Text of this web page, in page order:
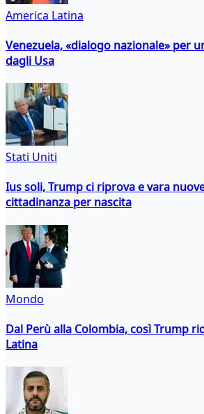
America Latina
Venezuela, «dialogo nazionale» per
dagli Usa
Stati Uniti
Ius soli, Trump ci riprova e vara
cittadinanza per nascita
Mondo
Dal Perù alla Colombia, così Trump
Latina